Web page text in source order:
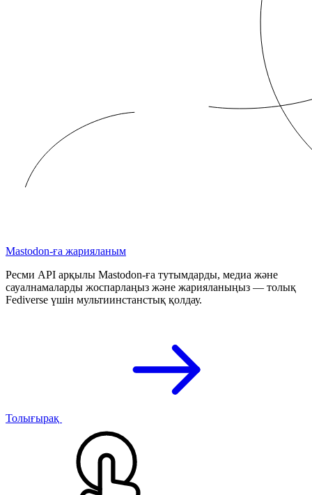
Mastodon-ға жарияланым
Ресми API арқылы Mastodon-ға тутымдарды, медиа және
сауалнамаларды жоспарлаңыз және жарияланыңыз — толық
Fediverse үшін мультиинстанстық қолдау.
Толығырақ